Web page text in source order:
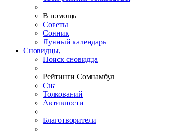
В помощь
Советы
Сонник
Лунный календарь
Сновидцы,
Поиск сновидца
Рейтинги Сомнамбул
Сна
Толкований
Активности
Благотворители